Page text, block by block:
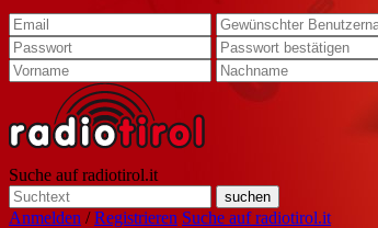
Suche auf radiotirol.it
Anmelden /Registrieren Suche auf radiotirol.it